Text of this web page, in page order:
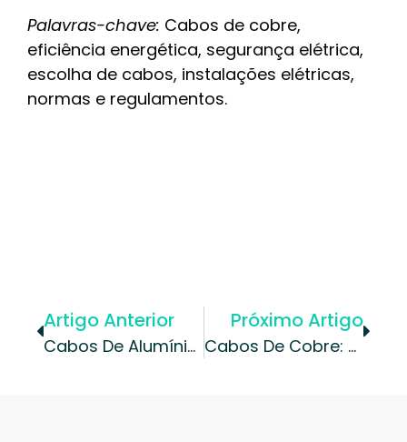
Palavras-chave: Cabos de cobre,
eficiência energética, segurança elétrica,
escolha de cabos, instalações elétricas,
normas e regulamentos.
Artigo Anterior
Cabos De Alumínio | Vantagens E Desafios Dos Cabos De Alumí...
Próximo Artigo
Cabos De Cobre: Entenda Suas Vantagens E Aplicações Em Proj...